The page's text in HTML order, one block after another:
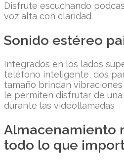
Disfrute escuchando
voz alta con claridad.
Sonido estéreo
Integrados en los lados
teléfono inteligente, dos
tamaño brindan
le permiten disfrutar de
durante las videollamadas
Almacenamiento
todo lo que